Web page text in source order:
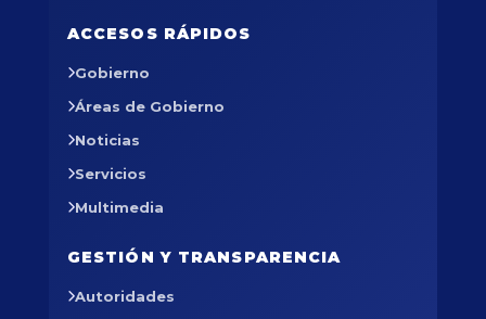
ACCESOS RÁPIDOS
Gobierno
Áreas de Gobierno
Noticias
Servicios
Multimedia
GESTIÓN Y TRANSPARENCIA
Autoridades